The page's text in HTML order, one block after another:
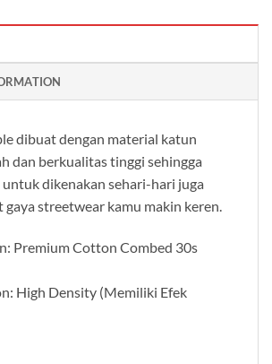
dibuat dengan material katun
dan berkualitas tinggi sehingga
dikenakan sehari-hari juga
gaya streetwear kamu makin keren.
Premium Cotton Combed 30s
High Density (Memiliki Efek